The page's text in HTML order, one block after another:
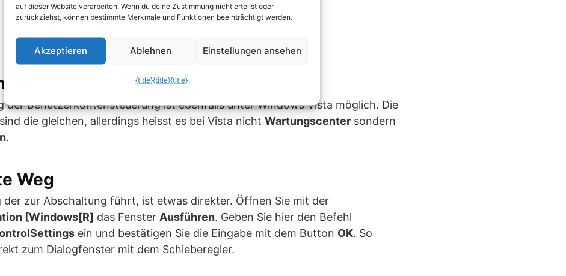
unter Windows Vista
der Benutzerkontensteuerung ist ebenfalls unter Windows Vista möglich. Die
die gleichen, allerdings heisst es bei Vista nicht Wartungscenter sondern
.
Weg
der zur Abschaltung führt, ist etwas direkter. Öffnen Sie mit der
[Windows[R] das Fenster Ausführen. Geben Sie hier den Befehl
ein und bestätigen Sie die Eingabe mit dem Button OK. So
zum Dialogfenster mit dem Schieberegler.
auf dieser Website verarbeiten. Wenn du deine Zustimmung nicht erteilst oder
zurückziehst, können bestimmte Merkmale und Funktionen beeinträchtigt werden.
Akzeptieren Ablehnen Einstellungen ansehen
{title}{title}{title}